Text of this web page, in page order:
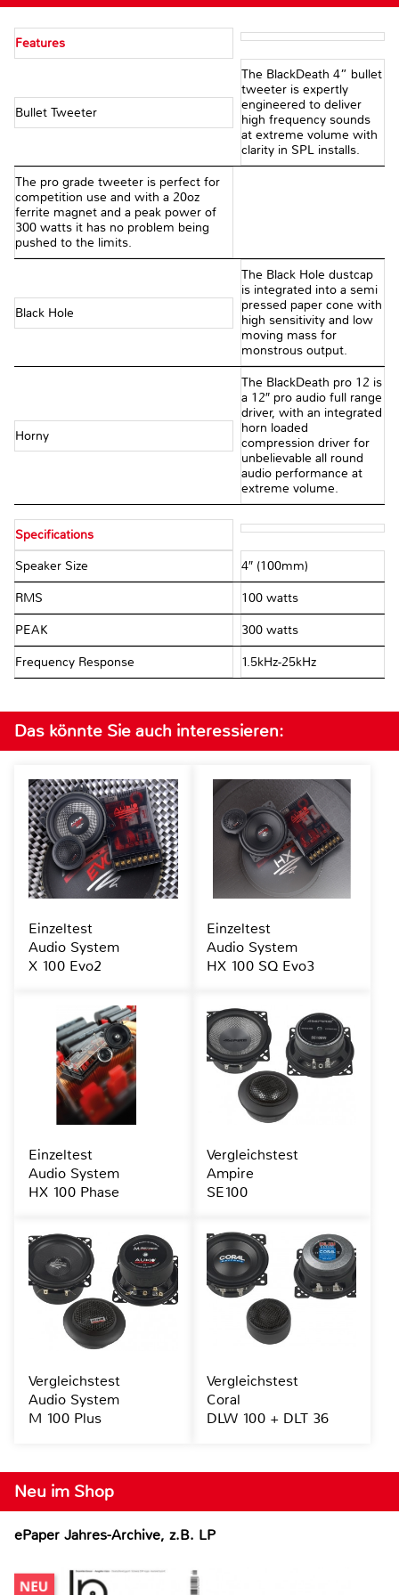
Features
Bullet Tweeter
The BlackDeath 4” bullet
tweeter is expertly
engineered to deliver
high frequency sounds
at extreme volume with
clarity in SPL installs.
The pro grade tweeter is perfect for
competition use and with a 20oz
ferrite magnet and a peak power of
300 watts it has no problem being
pushed to the limits.
Black Hole
The Black Hole dustcap
is integrated into a semi
pressed paper cone with
high sensitivity and low
moving mass for
monstrous output.
Horny
The BlackDeath pro 12 is
a 12″ pro audio full range
driver, with an integrated
horn loaded
compression driver for
unbelievable all round
audio performance at
extreme volume.
Specifications
Speaker Size 4″ (100mm)
RMS 100 watts
PEAK 300 watts
Frequency Response 1.5kHz-25kHz
Neu im Shop
ePaper Jahres-Archive, z.B. LP
Das könnte Sie auch interessieren:
Einzeltest
Audio System
X 100 Evo2
Einzeltest
Audio System
HX 100 SQ Evo3
Einzeltest
Audio System
HX 100 Phase
Vergleichstest
Ampire
SE100
Vergleichstest
Audio System
M 100 Plus
Vergleichstest
Coral
DLW 100 + DLT 36